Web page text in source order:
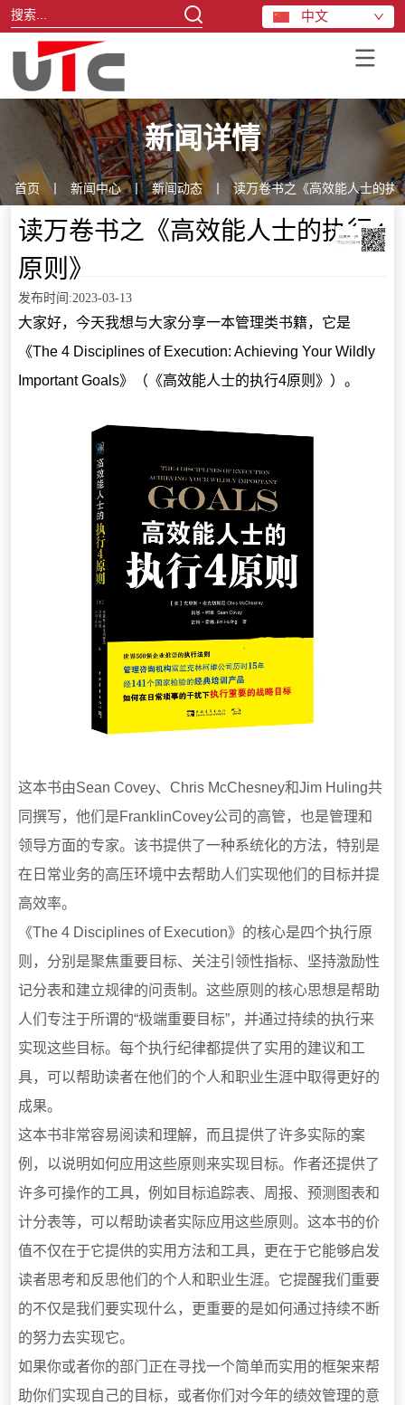
中文
新闻详情
首页 丨 新闻中心 丨 新闻动态 读万卷书之《高效能人士的执
读万卷书之《高效能人士的执行4
原则》
发布时间:2023-03-13
大家好，今天我想与大家分享一本管理类书籍，它是
《The 4 Disciplines of Execution: Achieving Your Wildly
Important Goals》（《高效能人士的执行4原则》）。
这本书由Sean Covey、Chris McChesney和Jim Huling共
同撰写，他们是FranklinCovey公司的高管，也是管理和
领导方面的专家。该书提供了一种系统化的方法，特别是
在日常业务的高压环境中去帮助人们实现他们的目标并提
高效率。
《The 4 Disciplines of Execution》的核心是四个执行原
则，分别是聚焦重要目标、关注引领性指标、坚持激励性
记分表和建立规律的问责制。这些原则的核心思想是帮助
人们专注于所谓的“极端重要目标”，并通过持续的执行来
实现这些目标。每个执行纪律都提供了实用的建议和工
具，可以帮助读者在他们的个人和职业生涯中取得更好的
成果。
这本书非常容易阅读和理解，而且提供了许多实际的案
例，以说明如何应用这些原则来实现目标。作者还提供了
许多可操作的工具，例如目标追踪表、周报、预测图表和
计分表等，可以帮助读者实际应用这些原则。这本书的价
值不仅在于它提供的实用方法和工具，更在于它能够启发
读者思考和反思他们的个人和职业生涯。它提醒我们重要
的不仅是我们要实现什么，更重要的是如何通过持续不断
的努力去实现它。
如果你或者你的部门正在寻找一个简单而实用的框架来帮
助你们实现自己的目标，或者你们对今年的绩效管理的意